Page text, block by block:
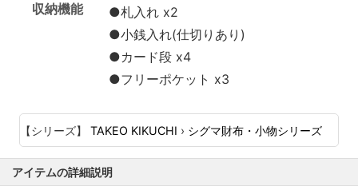
収納機能
●札入れ x2
●小銭入れ(仕切りあり)
●カード段 x4
●フリーポケット x3
【シリーズ】 TAKEO KIKUCHI › シグマ財布・小物シリーズ
アイテムの詳細説明